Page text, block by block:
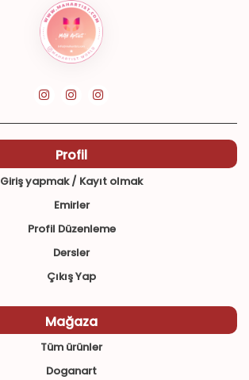
Profil
Giriş yapmak / Kayıt olmak
Emirler
Profil Düzenleme
Dersler
Çıkış Yap
Mağaza
Tüm ürünler
Doganart